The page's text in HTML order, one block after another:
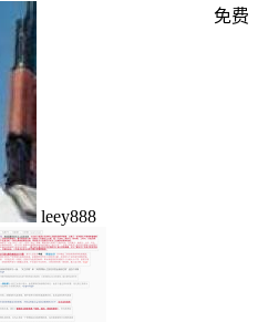
leey888
免费